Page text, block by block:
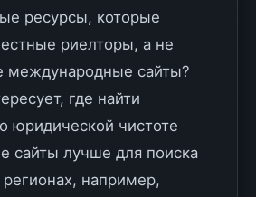
ресурсы, которые
риелторы, а не
международные сайты?
где найти
юридической чистоте
сайты лучше для поиска
например,